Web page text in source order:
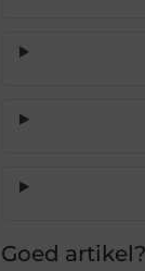
Goed